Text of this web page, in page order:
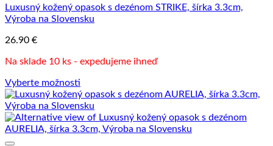
môžete
vybrať
stránke
Luxusný kožený opasok s dezénom STRIKE, šírka 3.3cm,
Výroba na Slovensku
26.90 €
Na sklade 10 ks - expedujeme ihneď
Vyberte možnosti
Tento
produkt
má
viacero
variantov.